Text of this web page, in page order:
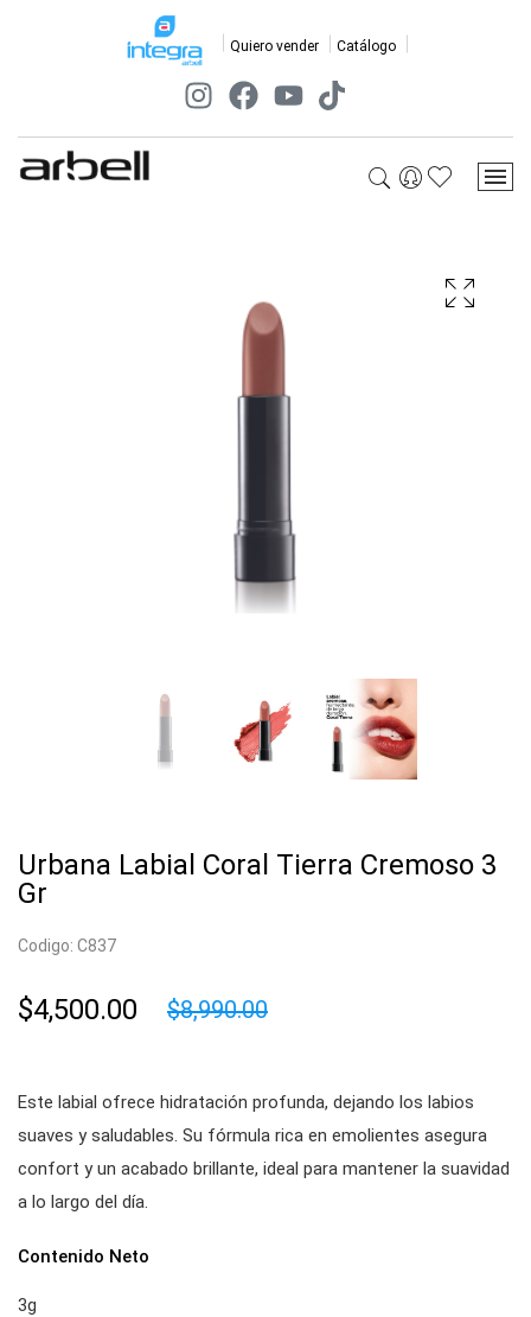
Quiero vender Catálogo
Urbana Labial Coral Tierra Cremoso 3
Gr
Codigo: C837
$4,500.00 $8,990.00
Este labial ofrece hidratación profunda, dejando los labios
suaves y saludables. Su fórmula rica en emolientes asegura
confort y un acabado brillante, ideal para mantener la suavidad
a lo largo del día.
Contenido Neto
3g